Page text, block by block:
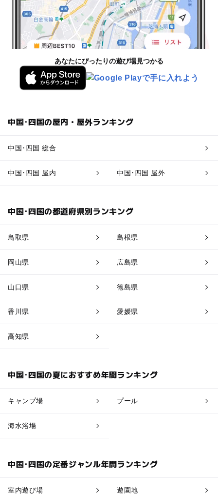
あなたにぴったりの遊び場見つかる
中国･四国の屋内・屋外ランキング
中国･四国 総合
中国･四国 屋内 中国･四国 屋外
中国･四国の都道府県別ランキング
鳥取県 島根県
岡山県 広島県
山口県 徳島県
香川県 愛媛県
高知県
中国･四国の夏におすすめ年間ランキング
キャンプ場 プール
海水浴場
中国･四国の定番ジャンル年間ランキング
室内遊び場 遊園地